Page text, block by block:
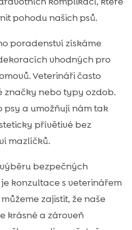
pohodu našich psů.
poradenství získáme
vhodných pro
Veterináři často
značky nebo typy ozdob.
psy a umožňují nám tak
přívětivé bez
mazlíčků.
bezpečných
konzultace s veterinářem
zajistit, že naše
krásné a zároveň